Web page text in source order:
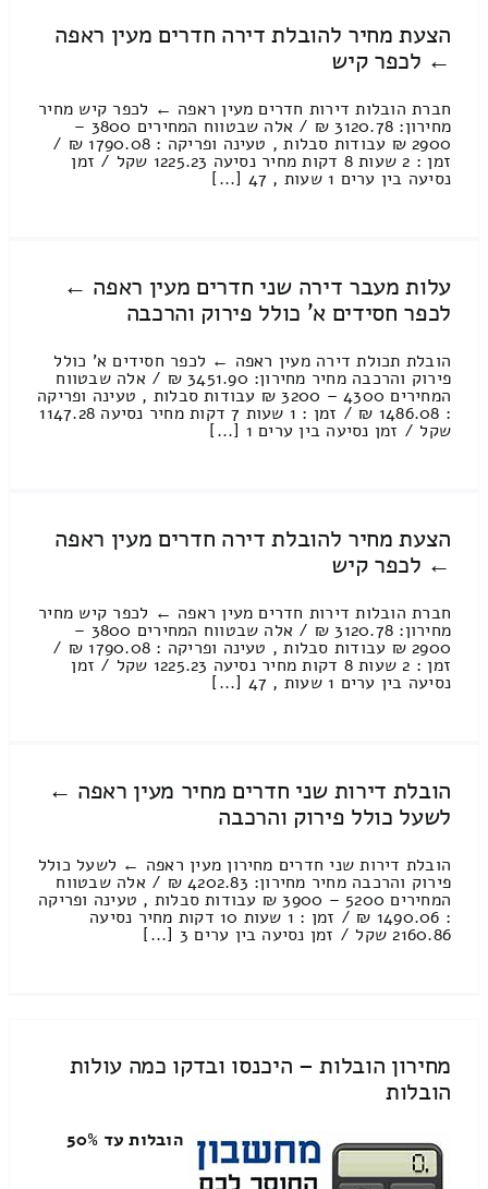
הצעת מחיר להובלת דירה חדרים מעין ראפה
← לכפר קיש
חברת הובלות דירות חדרים מעין ראפה ← לכפר קיש מחיר
מחירון: 3120.78 ₪ / אלה שבטווח המחירים 3800 –
2900 ₪ עבודות סבלות , טעינה ופריקה : 1790.08 ₪ /
זמן : 2 שעות 8 דקות מחיר נסיעה 1225.23 שקל / זמן
נסיעה בין ערים 1 שעות , 47 [...]
עלות מעבר דירה שני חדרים מעין ראפה ←
לכפר חסידים א' כולל פירוק והרכבה
הובלת תכולת דירה מעין ראפה ← לכפר חסידים א' כולל
פירוק והרכבה מחיר מחירון: 3451.90 ₪ / אלה שבטווח
המחירים 4300 – 3200 ₪ עבודות סבלות , טעינה ופריקה
: 1486.08 ₪ / זמן : 1 שעות 7 דקות מחיר נסיעה 1147.28
שקל / זמן נסיעה בין ערים 1 [...]
הצעת מחיר להובלת דירה חדרים מעין ראפה
← לכפר קיש
חברת הובלות דירות חדרים מעין ראפה ← לכפר קיש מחיר
מחירון: 3120.78 ₪ / אלה שבטווח המחירים 3800 –
2900 ₪ עבודות סבלות , טעינה ופריקה : 1790.08 ₪ /
זמן : 2 שעות 8 דקות מחיר נסיעה 1225.23 שקל / זמן
נסיעה בין ערים 1 שעות , 47 [...]
הובלת דירות שני חדרים מחיר מעין ראפה ←
לשעל כולל פירוק והרכבה
הובלת דירות שני חדרים מחירון מעין ראפה ← לשעל כולל
פירוק והרכבה מחיר מחירון: 4202.83 ₪ / אלה שבטווח
המחירים 5200 – 3900 ₪ עבודות סבלות , טעינה ופריקה
: 1490.06 ₪ / זמן : 1 שעות 10 דקות מחיר נסיעה
2160.86 שקל / זמן נסיעה בין ערים 3 [...]
מחירון הובלות – היכנסו ובדקו כמה עולות
הובלות
הובלות עד 50%